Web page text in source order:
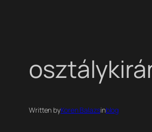
Written byKoren Balazsinblog